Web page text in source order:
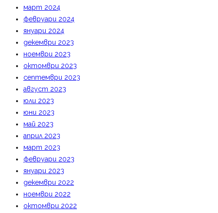
март 2024
февруари 2024
януари 2024
декември 2023
ноември 2023
октомври 2023
септември 2023
август 2023
юли 2023
юни 2023
май 2023
април 2023
март 2023
февруари 2023
януари 2023
декември 2022
ноември 2022
октомври 2022